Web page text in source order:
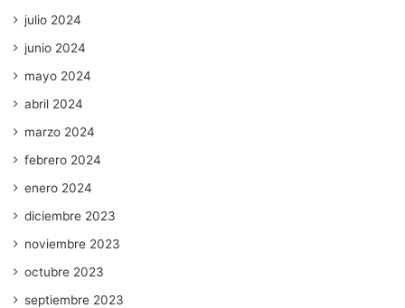
julio 2024
junio 2024
mayo 2024
abril 2024
marzo 2024
febrero 2024
enero 2024
diciembre 2023
noviembre 2023
octubre 2023
septiembre 2023